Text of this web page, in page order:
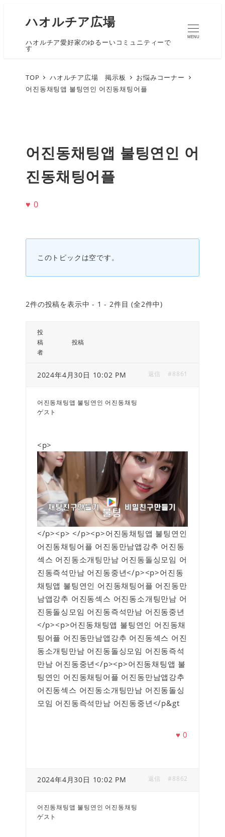
ハオルチア広場
ハオルチア愛好家のゆるーいコミュニティーで
す
MENU
TOP ハオルチア広場 掲示板
お悩みコーナー
어진동채팅앱 불팅연인 어진동채팅어플
어진동채팅앱 불팅연인 어
진동채팅어플
♥ 0
このトピックは空です。
2件の投稿を表示中 - 1 - 2件目 (全2件中)
投
稿
者
投稿
2024年4月30日 10:02 PM #8861
返信
어진동채팅앱 불팅연인 어진동채팅
ゲスト
<p>
</p><p> </p><p>어진동채팅앱 불팅연인
어진동채팅어플 어진동만남앱강추 어진동
섹스 어진동소개팅만남 어진동돌싱모임 어
진동즉석만남 어진동중년</p><p>어진동
채팅앱 불팅연인 어진동채팅어플 어진동만
남앱강추 어진동섹스 어진동소개팅만남 어
진동돌싱모임 어진동즉석만남 어진동중년
</p><p>어진동채팅앱 불팅연인 어진동채
팅어플 어진동만남앱강추 어진동섹스 어진
동소개팅만남 어진동돌싱모임 어진동즉석
만남 어진동중년</p><p>어진동채팅앱 불
팅연인 어진동채팅어플 어진동만남앱강추
어진동섹스 어진동소개팅만남 어진동돌싱
모임 어진동즉석만남 어진동중년</p&gt
♥0
2024年4月30日 10:02 PM #8862
返信
어진동채팅앱 불팅연인 어진동채팅
ゲスト